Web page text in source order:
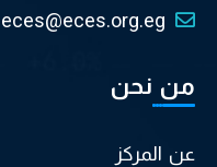
eces@eces.org.eg
من نحن
عن المركز